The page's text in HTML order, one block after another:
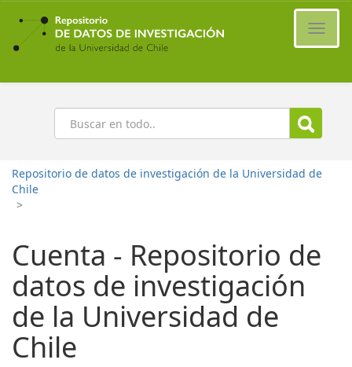
Ir
contenido
principal
Buscar
Repositorio de datos de investigación de la Universidad de
Chile
>
Cuenta - Repositorio de
datos de investigación
de la Universidad de
Chile